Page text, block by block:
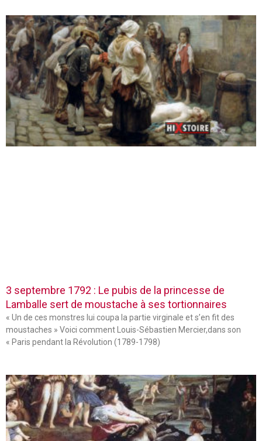
3 septembre 1792 : Le pubis de la princesse de
Lamballe sert de moustache à ses tortionnaires
« Un de ces monstres lui coupa la partie virginale et s’en fit des
moustaches » Voici comment Louis-Sébastien Mercier,dans son
« Paris pendant la Révolution (1789-1798)